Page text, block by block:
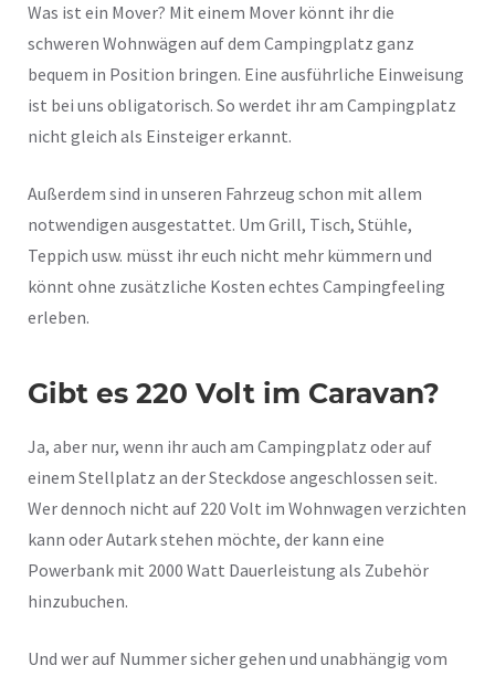
Was ist ein Mover? Mit einem Mover könnt ihr die
schweren Wohnwägen auf dem Campingplatz ganz
bequem in Position bringen. Eine ausführliche Einweisung
ist bei uns obligatorisch. So werdet ihr am Campingplatz
nicht gleich als Einsteiger erkannt.
Außerdem sind in unseren Fahrzeug schon mit allem
notwendigen ausgestattet. Um Grill, Tisch, Stühle,
Teppich usw. müsst ihr euch nicht mehr kümmern und
könnt ohne zusätzliche Kosten echtes Campingfeeling
erleben.
Gibt es 220 Volt im Caravan?
Ja, aber nur, wenn ihr auch am Campingplatz oder auf
einem Stellplatz an der Steckdose angeschlossen seit.
Wer dennoch nicht auf 220 Volt im Wohnwagen verzichten
kann oder Autark stehen möchte, der kann eine
Powerbank mit 2000 Watt Dauerleistung als Zubehör
hinzubuchen.
Und wer auf Nummer sicher gehen und unabhängig vom